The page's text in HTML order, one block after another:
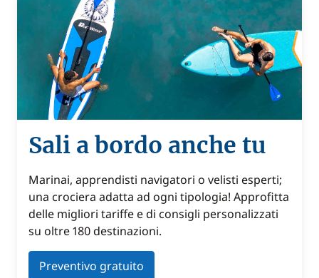
Sali a bordo anche tu
Marinai, apprendisti navigatori o velisti esperti;
una crociera adatta ad ogni tipologia! Approfitta
delle migliori tariffe e di consigli personalizzati
su oltre 180 destinazioni.
Preventivo gratuito